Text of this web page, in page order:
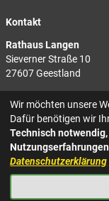
Kontakt
Rathaus Langen
Sieverner Straße 10
27607 Geestland
Rathaus Bad
Am Markt 8
27624 Geestland
Tel.: 04743 937-2300
KONTAKT
Wir möchten unsere
Dafür benötigen wir
Technisch
Nutzungserfahrungen
Datenschutzerklärung